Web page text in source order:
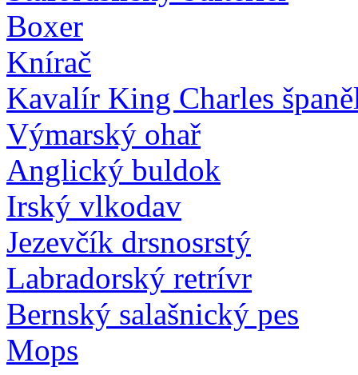
Boxer
Knírač
Kavalír King Charles
Výmarský ohař
Anglický buldok
Irský vlkodav
Jezevčík drsnosrstý
Labradorský retrívr
Bernský salašnický pes
Mops